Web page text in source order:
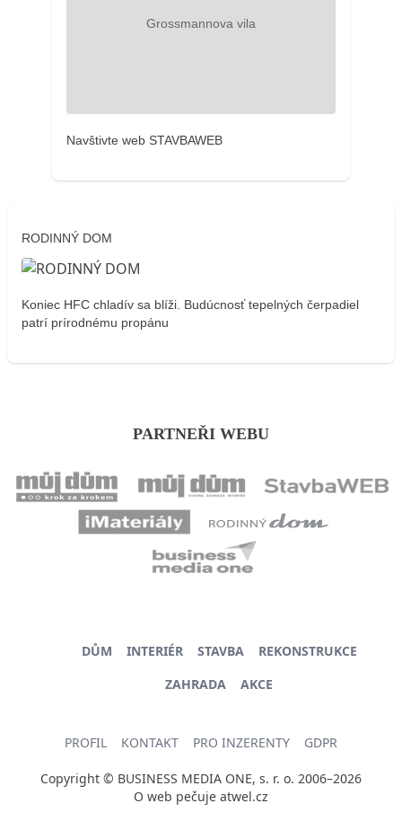
Navštivte web STAVBAWEB
RODINNÝ DOM
Koniec HFC chladív sa blíži. Budúcnosť tepelných čerpadiel
patrí prírodnému propánu
PARTNEŘI WEBU
DŮM INTERIÉR STAVBA
REKONSTRUKCE
ZAHRADA
AKCE
PROFIL KONTAKT PRO INZERENTY GDPR
Copyright © BUSINESS MEDIA ONE, s. r. o. 2006–2026